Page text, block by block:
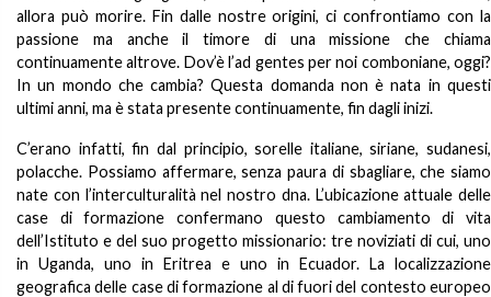
allora può morire. Fin dalle nostre origini, ci confrontiamo con la
passione ma anche il timore di una missione che chiama
continuamente altrove. Dov’è l’ad gentes per noi comboniane, oggi?
In un mondo che cambia? Questa domanda non è nata in questi
ultimi anni, ma è stata presente continuamente, fin dagli inizi.
C’erano infatti, fin dal principio, sorelle italiane, siriane, sudanesi,
polacche. Possiamo affermare, senza paura di sbagliare, che siamo
nate con l’interculturalità nel nostro dna. L’ubicazione attuale delle
case di formazione confermano questo cambiamento di vita
dell’Istituto e del suo progetto missionario: tre noviziati di cui, uno
in Uganda, uno in Eritrea e uno in Ecuador. La localizzazione
geografica delle case di formazione al di fuori del contesto europeo